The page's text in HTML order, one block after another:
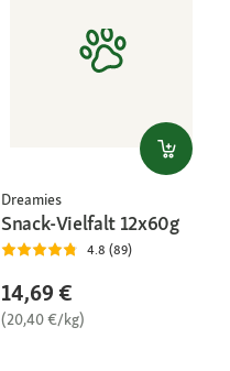
Dreamies
Snack-Vielfalt 12x60g
4.8 (89)
14,69 €
(20,40 €/kg)